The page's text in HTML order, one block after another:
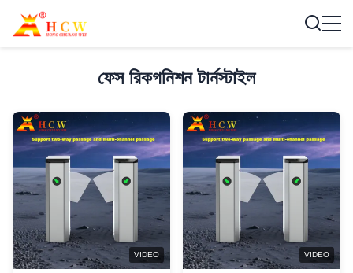
ফেস রিকগনিশন টার্নস্টাইল
VIDEO VIDEO